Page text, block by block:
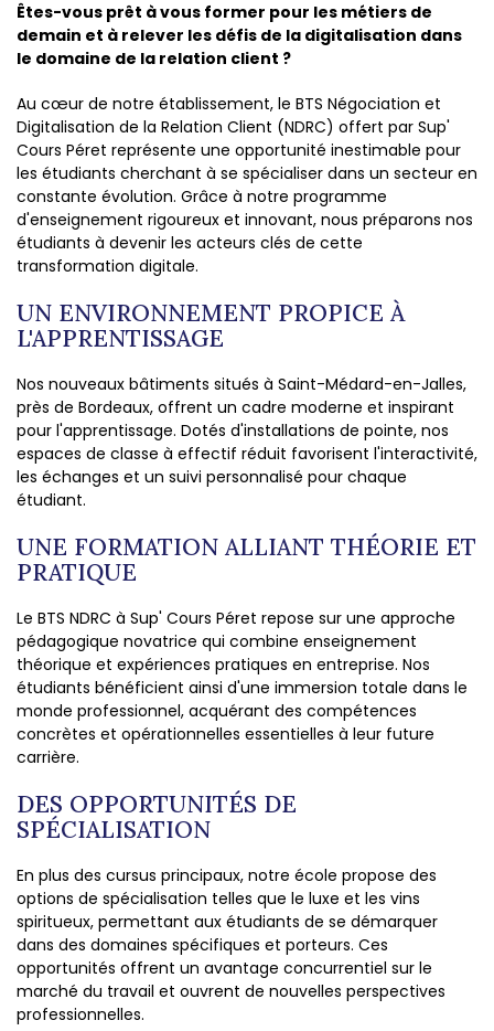
Êtes-vous prêt à vous former pour les métiers de
demain et à relever les défis de la digitalisation dans
le domaine de la relation client ?
Au cœur de notre établissement, le BTS Négociation et
Digitalisation de la Relation Client (NDRC) offert par Sup'
Cours Péret représente une opportunité inestimable pour
les étudiants cherchant à se spécialiser dans un secteur en
constante évolution. Grâce à notre programme
d'enseignement rigoureux et innovant, nous préparons nos
étudiants à devenir les acteurs clés de cette
transformation digitale.
UN ENVIRONNEMENT PROPICE À
L'APPRENTISSAGE
Nos nouveaux bâtiments situés à Saint-Médard-en-Jalles,
près de Bordeaux, offrent un cadre moderne et inspirant
pour l'apprentissage. Dotés d'installations de pointe, nos
espaces de classe à effectif réduit favorisent l'interactivité,
les échanges et un suivi personnalisé pour chaque
étudiant.
UNE FORMATION ALLIANT THÉORIE ET
PRATIQUE
Le BTS NDRC à Sup' Cours Péret repose sur une approche
pédagogique novatrice qui combine enseignement
théorique et expériences pratiques en entreprise. Nos
étudiants bénéficient ainsi d'une immersion totale dans le
monde professionnel, acquérant des compétences
concrètes et opérationnelles essentielles à leur future
carrière.
DES OPPORTUNITÉS DE
SPÉCIALISATION
En plus des cursus principaux, notre école propose des
options de spécialisation telles que le luxe et les vins
spiritueux, permettant aux étudiants de se démarquer
dans des domaines spécifiques et porteurs. Ces
opportunités offrent un avantage concurrentiel sur le
marché du travail et ouvrent de nouvelles perspectives
professionnelles.